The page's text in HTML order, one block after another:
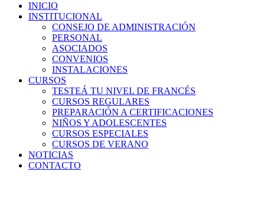
INICIO
INSTITUCIONAL
CONSEJO DE ADMINISTRACIÓN
PERSONAL
ASOCIADOS
CONVENIOS
INSTALACIONES
CURSOS
TESTEÁ TU NIVEL DE FRANCÉS
CURSOS REGULARES
PREPARACIÓN A CERTIFICACIONES
NIÑOS Y ADOLESCENTES
CURSOS ESPECIALES
CURSOS DE VERANO
NOTICIAS
CONTACTO